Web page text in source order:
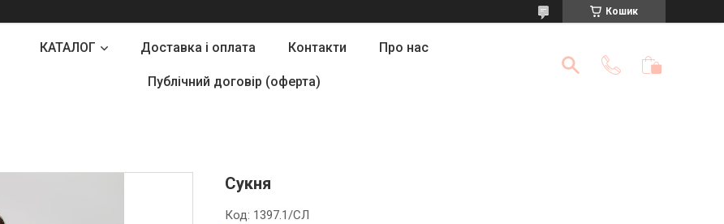
Кошик
КАТАЛОГ Доставка і оплата Контакти Про нас
Публічний договір (оферта)
Сукня
Код: 1397.1/СЛ